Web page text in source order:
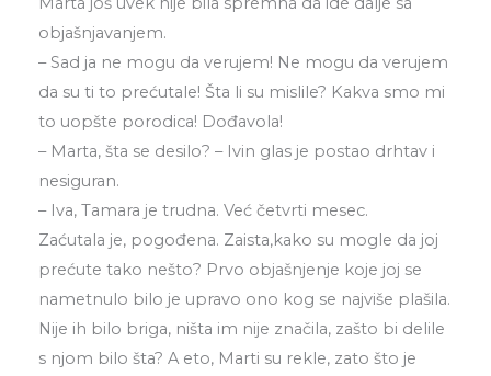
objašnjavanjem.
– Sad ja ne mogu da verujem! Ne mogu da verujem
da su ti to prećutale! Šta li su mislile? Kakva smo mi
to uopšte porodica! Dođavola!
– Marta, šta se desilo? – Ivin glas je postao drhtav i
nesiguran.
– Iva, Tamara je trudna. Već četvrti mesec.
Zaćutala je, pogođena. Zaista,kako su mogle da joj
prećute tako nešto? Prvo objašnjenje koje joj se
nametnulo bilo je upravo ono kog se najviše plašila.
Nije ih bilo briga, ništa im nije značila, zašto bi delile
s njom bilo šta? A eto, Marti su rekle, zato što je